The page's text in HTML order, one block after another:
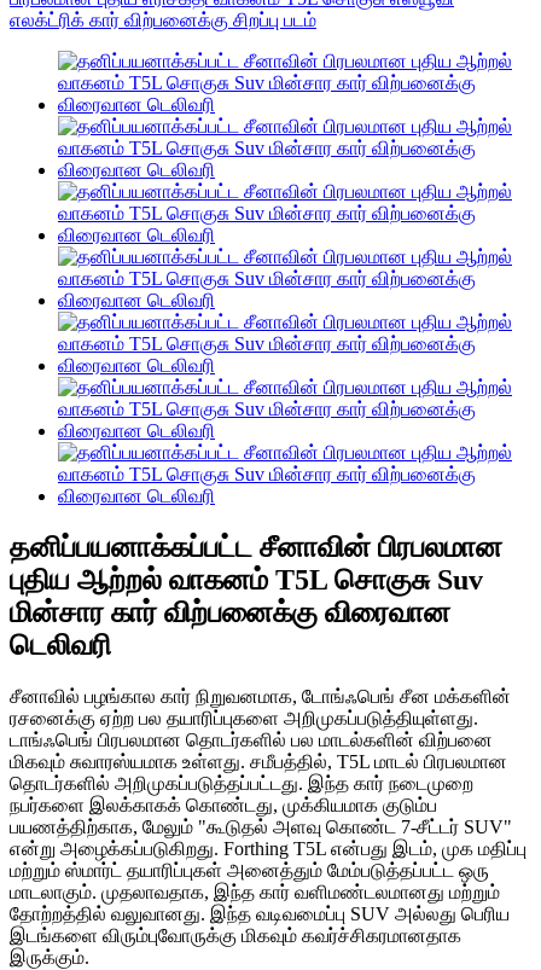
தனிப்பயனாக்கப்பட்ட சீனாவின் பிரபலமான
புதிய ஆற்றல் வாகனம் T5L சொகுசு Suv
மின்சார கார் விற்பனைக்கு விரைவான
டெலிவரி
சீனாவில் பழங்கால கார் நிறுவனமாக, டோங்ஃபெங் சீன மக்களின்
ரசனைக்கு ஏற்ற பல தயாரிப்புகளை அறிமுகப்படுத்தியுள்ளது.
டாங்ஃபெங் பிரபலமான தொடர்களில் பல மாடல்களின் விற்பனை
மிகவும் சுவாரஸ்யமாக உள்ளது. சமீபத்தில், T5L மாடல் பிரபலமான
தொடர்களில் அறிமுகப்படுத்தப்பட்டது. இந்த கார் நடைமுறை
நபர்களை இலக்காகக் கொண்டது, முக்கியமாக குடும்ப
பயணத்திற்காக, மேலும் "கூடுதல் அளவு கொண்ட 7-சீட்டர் SUV"
என்று அழைக்கப்படுகிறது. Forthing T5L என்பது இடம், முக மதிப்பு
மற்றும் ஸ்மார்ட் தயாரிப்புகள் அனைத்தும் மேம்படுத்தப்பட்ட ஒரு
மாடலாகும். முதலாவதாக, இந்த கார் வளிமண்டலமானது மற்றும்
தோற்றத்தில் வலுவானது. இந்த வடிவமைப்பு SUV அல்லது பெரிய
இடங்களை விரும்புவோருக்கு மிகவும் கவர்ச்சிகரமானதாக
இருக்கும்.